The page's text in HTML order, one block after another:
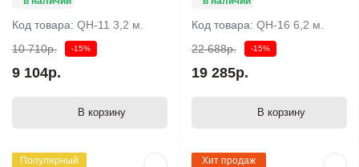
Код товара: QH-11 3,2 м.
10 710р.
-15%
9 104р.
В корзину
Код товара: QH-16 6,2 м.
22 688р.
-15%
19 285р.
В корзину
Популярный Хит продаж